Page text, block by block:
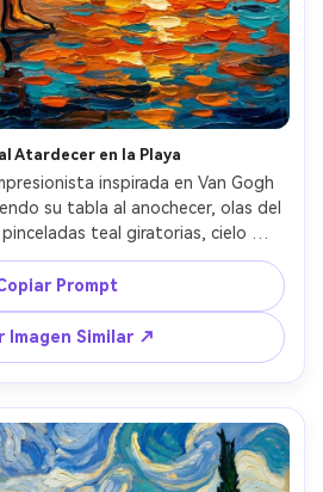
Atardecer en la Playa
inspirada en Van Gogh
su tabla al anochecer, olas del
teal giratorias, cielo
a azul profundo en pincelas
mojada como puntos gruesos
confiada y relajada, contornos
de pintura impasto, ambiente
poca profundidad de campo --
ar 4:5
Prompt
Imagen Similar ↗